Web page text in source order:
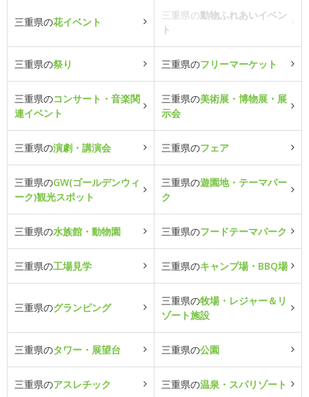
三重県の花イベント
三重県の動物ふれあいイベン
ト
三重県の祭り 三重県のフリーマーケット
三重県のコンサート・音楽関
連イベント
三重県の美術展・博物展・展
示会
三重県の演劇・講演会 三重県のフェア
三重県のGW(ゴールデンウィ
ーク)観光スポット
三重県の遊園地・テーマパー
ク
三重県の水族館・動物園 三重県のフードテーマパーク
三重県の工場見学 三重県のキャンプ場・BBQ場
三重県のグランピング
三重県の牧場・レジャー＆リ
ゾート施設
三重県のタワー・展望台 三重県の公園
三重県のアスレチック 三重県の温泉・スパリゾート